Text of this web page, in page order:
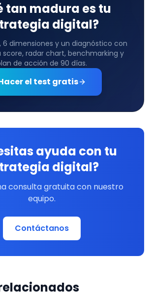
tan madura es tu
digital?
6 dimensiones y un diagnóstico con
score, radar chart, benchmarking y
de acción de 90 días.
el test gratis
ayuda con tu
digital?
consulta gratuita con nuestro
equipo.
Contáctanos